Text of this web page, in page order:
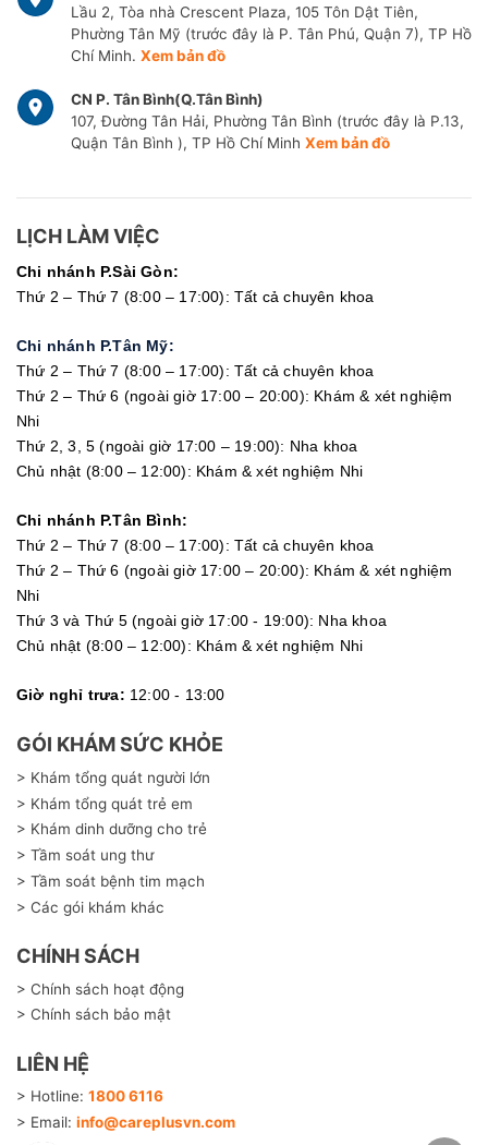
Lầu 2, Tòa nhà Crescent Plaza, 105 Tôn Dật Tiên,
Phường Tân Mỹ (trước đây là P. Tân Phú, Quận 7), TP Hồ
Chí Minh. Xem bản đồ
CN P. Tân Bình(Q.Tân Bình)
107, Đường Tân Hải, Phường Tân Bình (trước đây là P.13,
Quận Tân Bình ), TP Hồ Chí Minh Xem bản đồ
LỊCH LÀM VIỆC
Chi nhánh P.Sài Gòn:
Thứ 2 – Thứ 7 (8:00 – 17:00): Tất cả chuyên khoa
Chi nhánh P.Tân Mỹ:
Thứ 2 – Thứ 7 (8:00 – 17:00): Tất cả chuyên khoa
Thứ 2 – Thứ 6 (ngoài giờ 17:00 – 20:00): Khám & xét nghiệm
Nhi
Thứ 2, 3, 5 (ngoài giờ 17:00 – 19:00): Nha khoa
Chủ nhật (8:00 – 12:00): Khám & xét nghiệm Nhi
Chi nhánh P.Tân Bình:
Thứ 2 – Thứ 7 (8:00 – 17:00): Tất cả chuyên khoa
Thứ 2 – Thứ 6 (ngoài giờ 17:00 – 20:00): Khám & xét nghiệm
Nhi
Thứ 3 và Thứ 5 (ngoài giờ 17:00 - 19:00): Nha khoa
Chủ nhật (8:00 – 12:00): Khám & xét nghiệm Nhi
Giờ nghỉ trưa: 12:00 - 13:00
GÓI KHÁM SỨC KHỎE
> Khám tổng quát người lớn
> Khám tổng quát trẻ em
> Khám dinh dưỡng cho trẻ
> Tầm soát ung thư
> Tầm soát bệnh tim mạch
> Các gói khám khác
CHÍNH SÁCH
> Chính sách hoạt động
> Chính sách bảo mật
LIÊN HỆ
> Hotline: 1800 6116
> Email: info@careplusvn.com